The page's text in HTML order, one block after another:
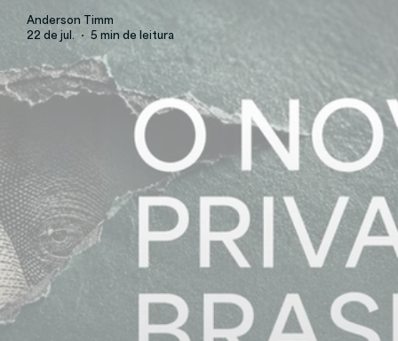
Anderson Timm
22 de jul.
5 min de leitura